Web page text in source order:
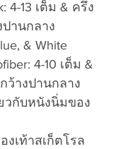
4-13 เต็ม & ครึ่ง
านกลาง
& White
4-10 เต็ม &
ว้างปานกลาง
วกับหนังนิ่มของ
งเท้าสเก็ตโรล